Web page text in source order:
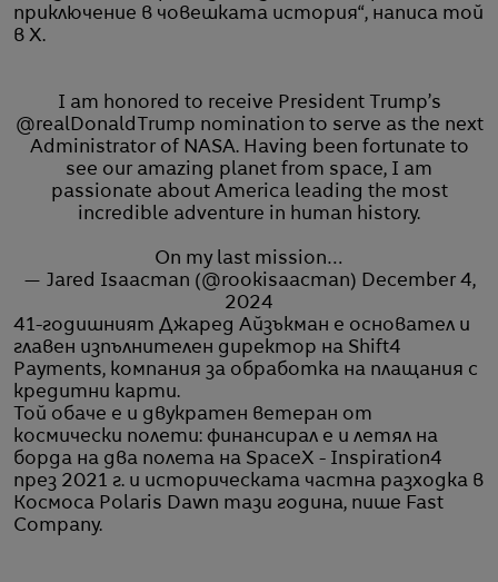
приключение в човешката история“, написа той
в X.
I am honored to receive President Trump’s
@realDonaldTrump nomination to serve as the next
Administrator of NASA. Having been fortunate to
see our amazing planet from space, I am
passionate about America leading the most
incredible adventure in human history.
On my last mission…
— Jared Isaacman (@rookisaacman) December 4,
2024
41-годишният Джаред Айзъкман е основател и
главен изпълнителен директор на Shift4
Payments, компания за обработка на плащания с
кредитни карти.
Той обаче е и двукратен ветеран от
космически полети: финансирал е и летял на
борда на два полета на SpaceX - Inspiration4
през 2021 г. и историческата частна разходка в
Космоса Polaris Dawn тази година, пише Fast
Company.